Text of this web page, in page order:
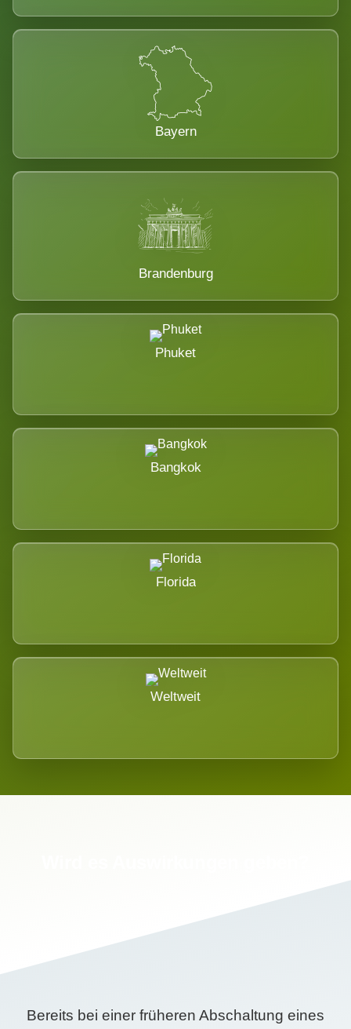
Bayern
Brandenburg
Phuket
Bangkok
Florida
Weltweit
Bereits bei einer früheren Abschaltung eines